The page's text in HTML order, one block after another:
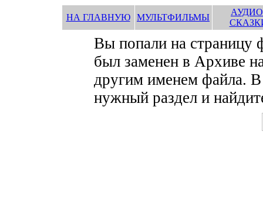
НА ГЛАВНУЮ МУЛЬТФИЛЬМЫ
Вы попали на страницу
был заменен в Архиве
другим именем файла.
нужный раздел и